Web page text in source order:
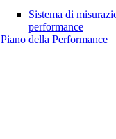
Sistema di
performance
Piano della Performance